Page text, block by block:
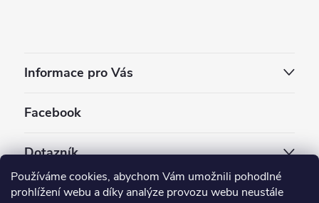
Používáme cookies, abychom Vám umožnili pohodlné
prohlížení webu a díky analýze provozu webu neustále
Informace pro Vás
Facebook
Dotazník
Jaký styl vapování vám vyhovuje ?